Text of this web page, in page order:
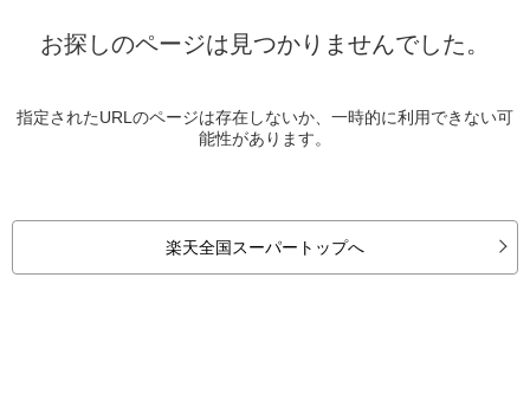
お探しのページは見つかりませんでした。
指定されたURLのページは存在しないか、一時的に利用できない可
能性があります。
楽天全国スーパートップへ